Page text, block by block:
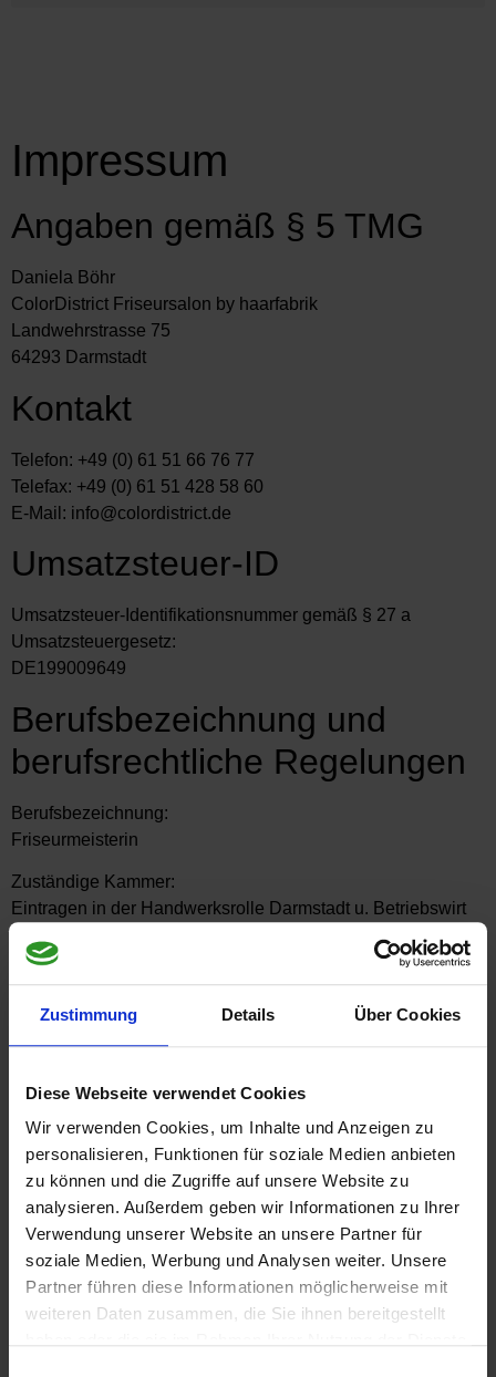
Zustimmung Details Über Cookies
Diese Webseite verwendet Cookies
Wir verwenden Cookies, um Inhalte und Anzeigen zu
personalisieren, Funktionen für soziale Medien anbieten
zu können und die Zugriffe auf unsere Website zu
analysieren. Außerdem geben wir Informationen zu Ihrer
Verwendung unserer Website an unsere Partner für
soziale Medien, Werbung und Analysen weiter. Unsere
Partner führen diese Informationen möglicherweise mit
weiteren Daten zusammen, die Sie ihnen bereitgestellt
Impressum
Angaben gemäß § 5 TMG
Daniela Böhr
ColorDistrict Friseursalon by haarfabrik
Landwehrstrasse 75
64293 Darmstadt
Kontakt
Telefon: +49 (0) 61 51 66 76 77
Telefax: +49 (0) 61 51 428 58 60
E-Mail: info@colordistrict.de
Umsatzsteuer-ID
Umsatzsteuer-Identifikationsnummer gemäß § 27 a
Umsatzsteuergesetz:
DE199009649
Berufsbezeichnung und
berufsrechtliche Regelungen
Berufsbezeichnung:
Friseurmeisterin
Zuständige Kammer:
Eintragen in der Handwerksrolle Darmstadt u. Betriebswirt
Es gelten folgende berufsrechtliche Regelungen:
Redaktionell verantwortlich
Daniela Böhr
Landwehrstrasse 75
64293 Darmstadt
Verbraucher­streit­
beilegung/Universal­